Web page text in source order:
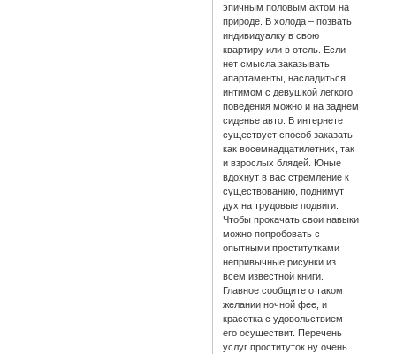
эпичным половым актом на
природе. В холода – позвать
индивидуалку в свою
квартиру или в отель. Если
нет смысла заказывать
апартаменты, насладиться
интимом с девушкой легкого
поведения можно и на заднем
сиденье авто. В интернете
существует способ заказать
как восемнадцатилетних, так
и взрослых блядей. Юные
вдохнут в вас стремление к
существованию, поднимут
дух на трудовые подвиги.
Чтобы прокачать свои навыки
можно попробовать с
опытными проститутками
непривычные рисунки из
всем известной книги.
Главное сообщите о таком
желании ночной фее, и
красотка с удовольствием
его осуществит. Перечень
услуг проституток ну очень